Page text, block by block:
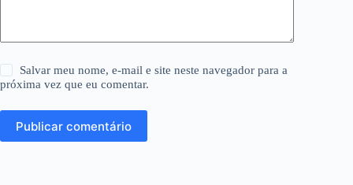
Salvar meu nome, e-mail e site neste navegador para a
próxima vez que eu comentar.
Publicar comentário